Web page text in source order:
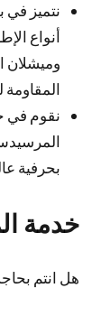
نتميز في
أنواع
وميشلان
المقاومة
نقوم في
المرسيدس
بحرفية
خدمة
هل انتم